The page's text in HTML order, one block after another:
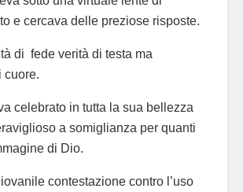
e cercava delle preziose risposte.
di fede verità di testa ma
cuore.
celebrato in tutta la sua bellezza
a somiglianza per quanti
di Dio.
contestazione contro l’uso